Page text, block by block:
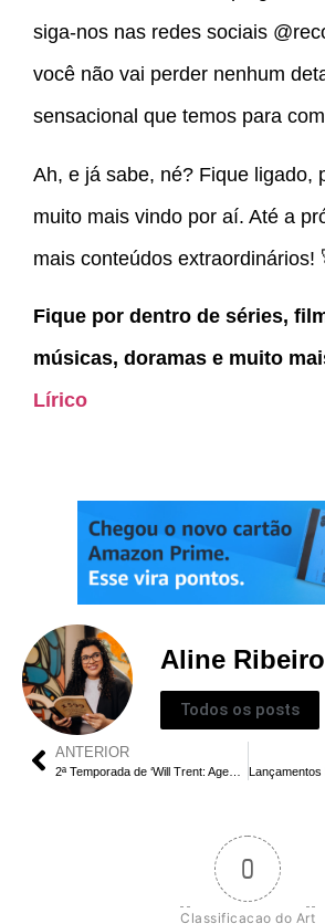
siga-nos nas redes sociais
você não vai perder nenhum
sensacional que temos para
Ah, e já sabe, né? Fique ligado,
muito mais vindo por aí. Até a
mais conteúdos extraordinários!
Fique por dentro de séries,
músicas, doramas e muito
Lírico
Aline Ribeiro
Todos os posts
ANTERIOR
0
Classificacao do Art